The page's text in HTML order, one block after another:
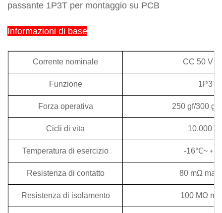
passante 1P3T per montaggio su PCB
Informazioni di base
Corrente nominale CC 50 V
Funzione 1P3T
Forza operativa 250 gf/300
Cicli di vita 10.000
Temperatura di esercizio -
Resistenza di contatto 80 mΩ
Resistenza di isolamento 100 MΩ